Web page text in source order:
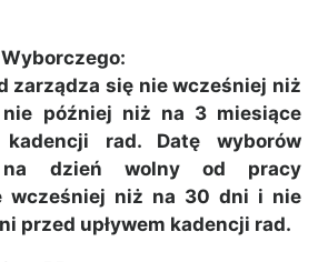
zarządza się nie wcześniej niż
później niż na 3 miesiące
kadencji rad. Datę wyborów
dzień wolny od pracy
wcześniej niż na 30 dni i nie
przed upływem kadencji rad.